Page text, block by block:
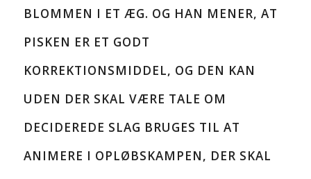
BLOMMEN I ET ÆG. OG HAN MENER, AT
PISKEN ER ET GODT
KORREKTIONSMIDDEL, OG DEN KAN
UDEN DER SKAL VÆRE TALE OM
DECIDEREDE SLAG BRUGES TIL AT
ANIMERE I OPLØBSKAMPEN, DER SKAL